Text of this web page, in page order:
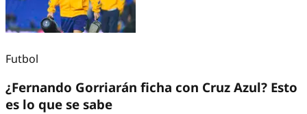
Futbol
¿Fernando Gorriarán ficha con Cruz Azul? Esto
es lo que se sabe